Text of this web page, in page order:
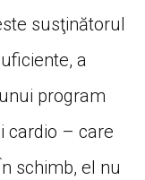
susţinătorul
a
program
cardio – care
schimb, el nu